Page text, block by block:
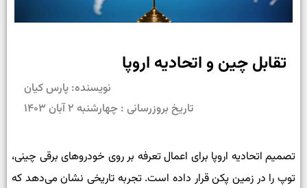
تقابل چین و اتحادیه اروپا
نویسنده: پارس کیان
تاریخ بروزرسانی : چهارشنبه ۲ آبان ۱۴۰۳
تصمیم اتحادیه اروپا برای اعمال تعرفه بر روی خودروهای برقی چینی،
توپ را در زمین پکن قرار داده است. تجربه تاریخی نشان می‌­دهد که